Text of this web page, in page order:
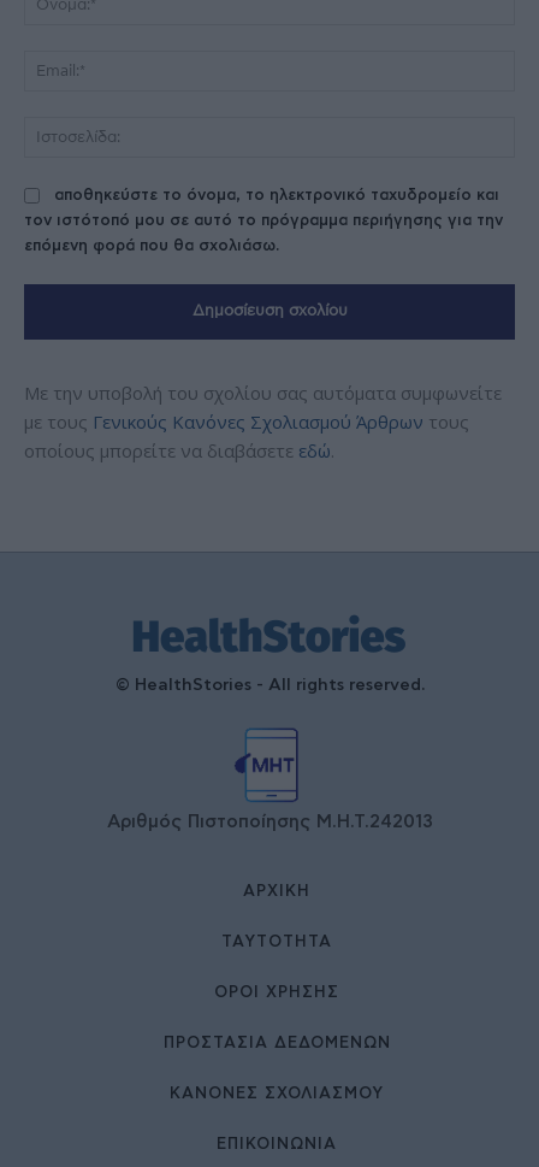
αποθηκεύστε το όνομα, το ηλεκτρονικό ταχυδρομείο και
τον ιστότοπό μου σε αυτό το πρόγραμμα περιήγησης για την
επόμενη φορά που θα σχολιάσω.
Με την υποβολή του σχολίου σας αυτόματα συμφωνείτε
με τους Γενικούς Κανόνες Σχολιασμού Άρθρων τους
οποίους μπορείτε να διαβάσετε εδώ.
© HealthStories - All rights reserved.
Αριθμός Πιστοποίησης Μ.Η.Τ.242013
ΑΡΧΙΚΉ
ΤΑΥΤΌΤΗΤΑ
ΌΡΟΙ ΧΡΉΣΗΣ
ΠΡΟΣΤΑΣΙΑ ΔΕΔΟΜΕΝΩΝ
ΚΑΝΟΝΕΣ ΣΧΟΛΙΑΣΜΟΥ
ΕΠΙΚΟΙΝΩΝΊΑ